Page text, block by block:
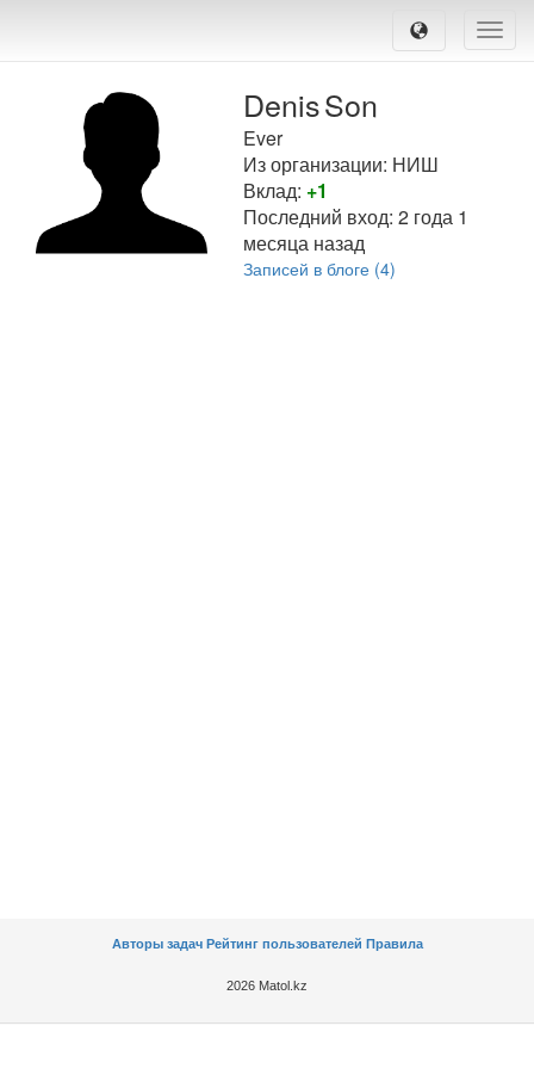
Toggle
DenisSon
Ever
Из организации: НИШ
Вклад: +1
Последний вход:2 года 1
месяца назад
Записей в блоге (4)
Авторы задач Рейтинг пользователей Правила
2026 Matol.kz